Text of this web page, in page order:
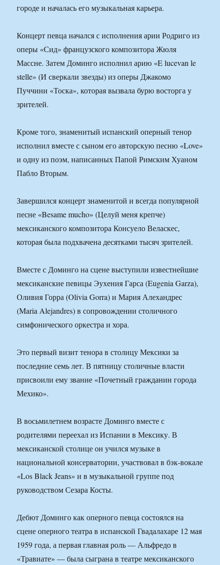
городе и началась его музыкальная карьера.
Концерт певца начался с исполнения арии Родриго из
оперы «Сид» французского композитора Жюля
Массне. Затем Доминго исполнил арию «E lucevan le
stelle» (И сверкали звезды) из оперы Джакомо
Пуччини «Тоска», которая вызвала бурю восторга у
зрителей.
Кроме того, знаменитый испанский оперный тенор
исполнил вместе с сыном его авторскую песню «Love»
и одну из поэм, написанных Папой Римским Хуаном
Пабло Вторым.
Завершился концерт знаменитой и всегда популярной
песне «Besame mucho» (Целуй меня крепче)
мексиканского композитора Консуело Веласкес,
которая была подхвачена десятками тысяч зрителей.
Вместе с Доминго на сцене выступили известнейшие
мексиканские певицы Эухения Гарса (Eugenia Garza),
Оливия Горра (Olivia Gorra) и Мария Алехандрес
(Maria Alejandres) в сопровождении столичного
симфонического оркестра и хора.
Это первый визит тенора в столицу Мексики за
последние семь лет. В пятницу столичные власти
присвоили ему звание «Почетный гражданин города
Мехико».
В восьмилетнем возрасте Доминго вместе с
родителями переехал из Испании в Мексику. В
мексиканской столице он учился музыке в
национальной консерватории, участвовал в бэк-вокале
«Los Black Jeans» и в музыкальной группе под
руководством Сезара Косты.
Дебют Доминго как оперного певца состоялся на
сцене оперного театра в испанской Гвадалахаре 12 мая
1959 года, а первая главная роль — Альфредо в
«Травиате» — была сыграна в театре мексиканского